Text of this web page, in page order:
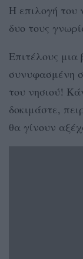
Η επιλογή του
δυο τους
Επιτέλους μια
συνυφασμένη
του νησιού!
δοκιμάστε,
θα γίνουν